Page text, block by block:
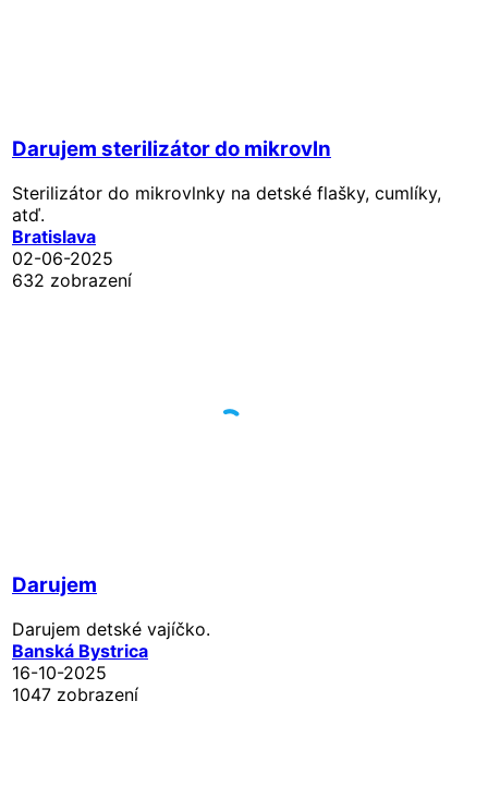
Darujem sterilizátor do mikrovln
Sterilizátor do mikrovlnky na detské flašky, cumlíky,
atď.
Bratislava
02-06-2025
632 zobrazení
Darujem
Darujem detské vajíčko.
Banská Bystrica
16-10-2025
1047 zobrazení